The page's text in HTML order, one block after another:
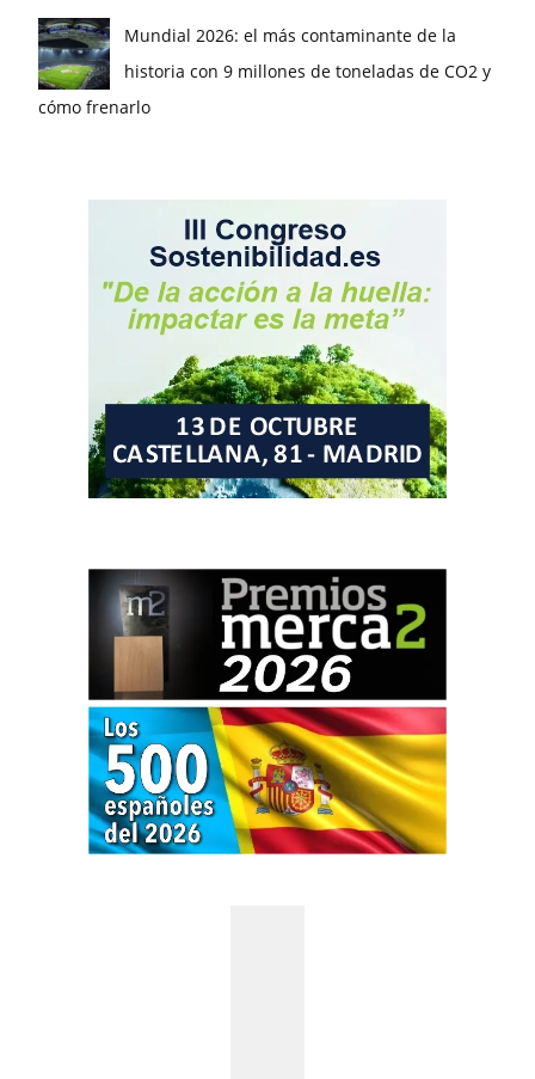
Mundial 2026: el más contaminante de la
historia con 9 millones de toneladas de CO2 y
cómo frenarlo